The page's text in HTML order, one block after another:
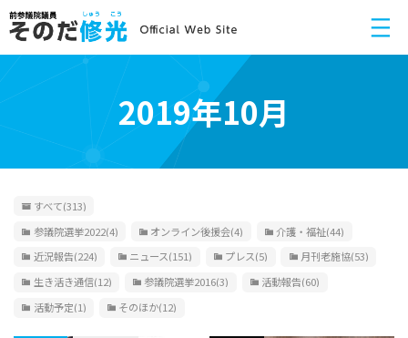
2019年10月
すべて(313)
参議院選挙2022(4) オンライン後援会(4) 介護・福祉(44)
近況報告(224) ニュース(151) プレス(5) 月刊老施協(53)
生き活き通信(12) 参議院選挙2016(3) 活動報告(60)
活動予定(1) そのほか(12)